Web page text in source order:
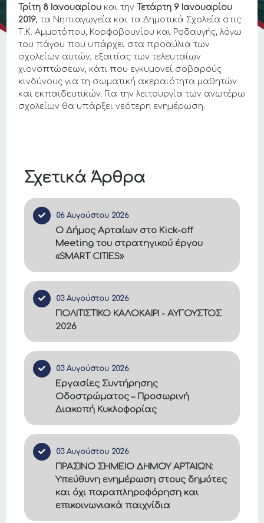
Σχετικά Άρθρα
06 Αυγούστου 2026
Ο Δήμος Αρταίων στο Kick-off
Meeting του στρατηγικού έργου
«SMART CITIES»
03 Αυγούστου 2026
ΠΟΛΙΤΙΣΤΙΚΟ ΚΑΛΟΚΑΙΡΙ - ΑΥΓΟΥΣΤΟΣ
2026
03 Αυγούστου 2026
Εργασίες Συντήρησης
Οδοστρώματος – Προσωρινή
Διακοπή Κυκλοφορίας
03 Αυγούστου 2026
ΠΡΑΣΙΝΟ ΣΗΜΕΙΟ ΔΗΜΟΥ ΑΡΤΑΙΩΝ:
Υπεύθυνη ενημέρωση στους δημότες
και όχι παραπληροφόρηση και
επικοινωνιακά παιχνίδια
Τρίτη 8 Ιανουαρίου και την Τετάρτη 9 Ιανουαρίου
2019, τα Νηπιαγωγεία και τα Δημοτικά Σχολεία στις
Τ.Κ. Αμμοτόπου, Κορφοβουνίου και Ροδαυγής, λόγω
του πάγου που υπάρχει στα προαύλια των
σχολείων αυτών, εξαιτίας των τελευταίων
χιονοπτώσεων, κάτι που εγκυμονεί σοβαρούς
κινδύνους για τη σωματική ακεραιότητα μαθητών
και εκπαιδευτικών. Για την λειτουργία των ανωτέρω
σχολείων θα υπάρξει νεότερη ενημέρωση.